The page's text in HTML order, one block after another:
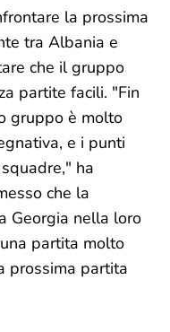
la prossima
tra Albania e
che il gruppo
partite facili. "Fin
gruppo è molto
e i punti
ha
che la
Georgia nella loro
partita molto
prossima partita